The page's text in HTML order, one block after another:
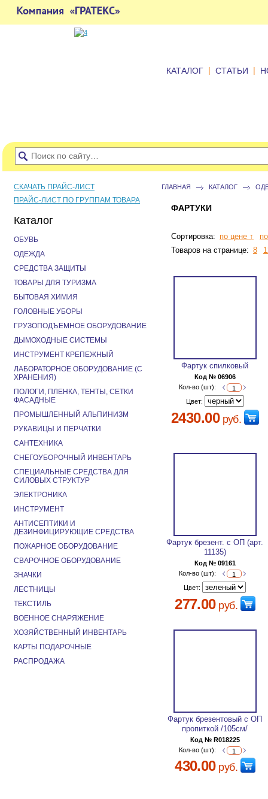
КАТАЛОГ | СТАТЬИ |
ГЛАВНАЯ КАТАЛОГ
ФАРТУКИ
Сортировка: по цене ↑
Товаров на странице: 8
Фартук спилковый
Код № 06906
Кол-во (шт):
Цвет:
2430.00руб.
Фартук брезент. с ОП (арт.
11135)
Код № 09161
Кол-во (шт):
Цвет:
277.00руб.
Фартук брезентовый с ОП
пропиткой /105см/
Код № R018225
Кол-во (шт):
430.00руб.
СКАЧАТЬ ПРАЙС-ЛИСТ
ПРАЙС-ЛИСТ ПО ГРУППАМ ТОВАРА
Каталог
ОБУВЬ
ОДЕЖДА
СРЕДСТВА ЗАЩИТЫ
ТОВАРЫ ДЛЯ ТУРИЗМА
БЫТОВАЯ ХИМИЯ
ГОЛОВНЫЕ УБОРЫ
ГРУЗОПОДЪЕМНОЕ ОБОРУДОВАНИЕ
ДЫМОХОДНЫЕ СИСТЕМЫ
ИНСТРУМЕНТ КРЕПЕЖНЫЙ
ЛАБОРАТОРНОЕ ОБОРУДОВАНИЕ (С
ХРАНЕНИЯ)
ПОЛОГИ, ПЛЕНКА, ТЕНТЫ, СЕТКИ
ФАСАДНЫЕ
ПРОМЫШЛЕННЫЙ АЛЬПИНИЗМ
РУКАВИЦЫ И ПЕРЧАТКИ
САНТЕХНИКА
СНЕГОУБОРОЧНЫЙ ИНВЕНТАРЬ
СПЕЦИАЛЬНЫЕ СРЕДСТВА ДЛЯ
СИЛОВЫХ СТРУКТУР
ЭЛЕКТРОНИКА
ИНСТРУМЕНТ
АНТИСЕПТИКИ И
ДЕЗИНФИЦИРУЮЩИЕ СРЕДСТВА
ПОЖАРНОЕ ОБОРУДОВАНИЕ
СВАРОЧНОЕ ОБОРУДОВАНИЕ
ЗНАЧКИ
ЛЕСТНИЦЫ
ТЕКСТИЛЬ
ВОЕННОЕ СНАРЯЖЕНИЕ
ХОЗЯЙСТВЕННЫЙ ИНВЕНТАРЬ
КАРТЫ ПОДАРОЧНЫЕ
РАСПРОДАЖА